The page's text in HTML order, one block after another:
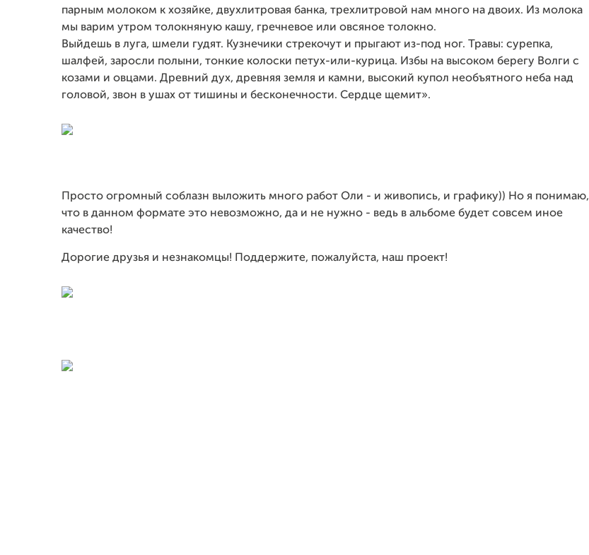
парным молоком к хозяйке, двухлитровая банка, трехлитровой нам много на двоих. Из молока
мы варим утром толокняную кашу, гречневое или овсяное толокно.
Выйдешь в луга, шмели гудят. Кузнечики стрекочут и прыгают из-под ног. Травы: сурепка,
шалфей, заросли полыни, тонкие колоски петух-или-курица. Избы на высоком берегу Волги с
козами и овцами. Древний дух, древняя земля и камни, высокий купол необъятного неба над
головой, звон в ушах от тишины и бесконечности. Сердце щемит».
Просто огромный соблазн выложить много работ Оли - и живопись, и графику)) Но я понимаю,
что в данном формате это невозможно, да и не нужно - ведь в альбоме будет совсем иное
качество!
Дорогие друзья и незнакомцы! Поддержите, пожалуйста, наш проект!